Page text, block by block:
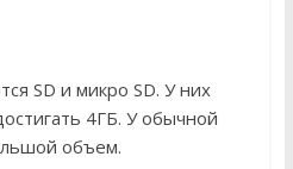
SD и микро SD. У них
4ГБ. У обычной
объем.